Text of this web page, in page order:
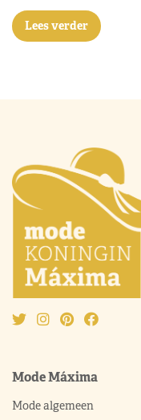
Lees verder
Mode Máxima
Mode algemeen